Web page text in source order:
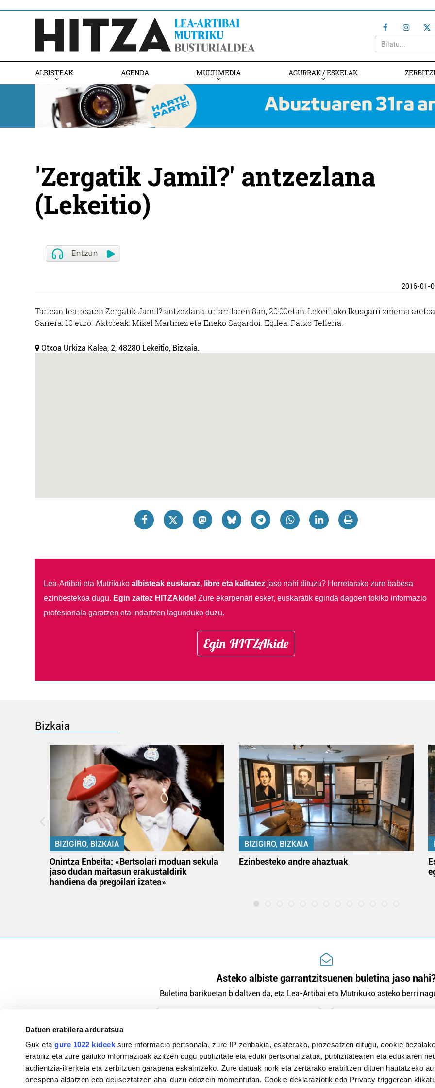
Datuen erabilera arduratsua
Guk etagure 1022 kideek sure informacio pertsonala, zure IP zenbakia, esaterako, prozesatzen ditugu, cookie
erabiliz eta zure gailuko informazioak azitzen dugu publizitate eta eduki pertsonalizatua, publizitatearen eta edukiaren
audientzia-ikerketa eta zerbitzuen garapena eskaintzeko. Zure datuak nork eta zertarako erabiltzen dituen hautatzeko
onespena aldatzen edo deuseztatzen ahal duzu edozein momentutan, Cookie deklaraziotik edo Privacy triggerean
ALBISTEAK AGENDA MULTIMEDIA AGURRAK / ESKELAK
'Zergatik Jamil?' antzezlana
(Lekeitio)
2016-01-
Tartean teatroaren Zergatik Jamil? antzezlana, urtarrilaren 8an, 20:00etan, Lekeitioko Ikusgarri zinema
Sarrera: 10 euro. Aktoreak: Mikel Martinez eta Eneko Sagardoi. Egilea: Patxo Telleria.
Otxoa Urkiza Kalea, 2, 48280 Lekeitio, Bizkaia.
Lea-Artibai eta Mutrikuko albisteak euskaraz, libre eta kalitatezjaso nahi dituzu? Horretarako zure babesa
ezinbestekoa dugu. Egin zaitez HITZAkide! Zure ekarpenari esker, euskaratik eginda dagoen tokiko informazio
profesionala garatzen eta indartzen lagunduko duzu.
Egin HITZAkide
Bizkaia
BIZIGIRO, BIZKAIA
Onintza Enbeita: «Bertsolari moduan sekula
jaso dudan maitasun erakustaldirik
handiena da pregoilari izatea»
BIZIGIRO, BIZKAIA
Ezinbesteko andre ahaztuak
Asteko albiste garrantzitsuenen buletina jaso
Buletina barikuetan bidaltzen da, eta Lea-Artibai eta Mutrikuko asteko berri